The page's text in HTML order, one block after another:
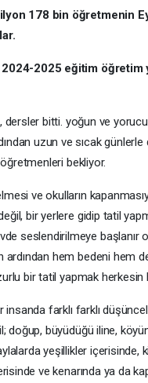
178 bin öğretmenin
2025 eğitim öğretim
dersler bitti. yoğun ve
uzun ve sıcak günlerle
bekliyor.
ve okulların
bir yerlere gidip tatil
seslendirilmeye başlanır
ardından hem bedeni hem
bir tatil yapmak herkesin
insanda farklı farklı
doğup, büyüdüğü iline,
yeşillikler içerisinde,
ve kenarında ya da